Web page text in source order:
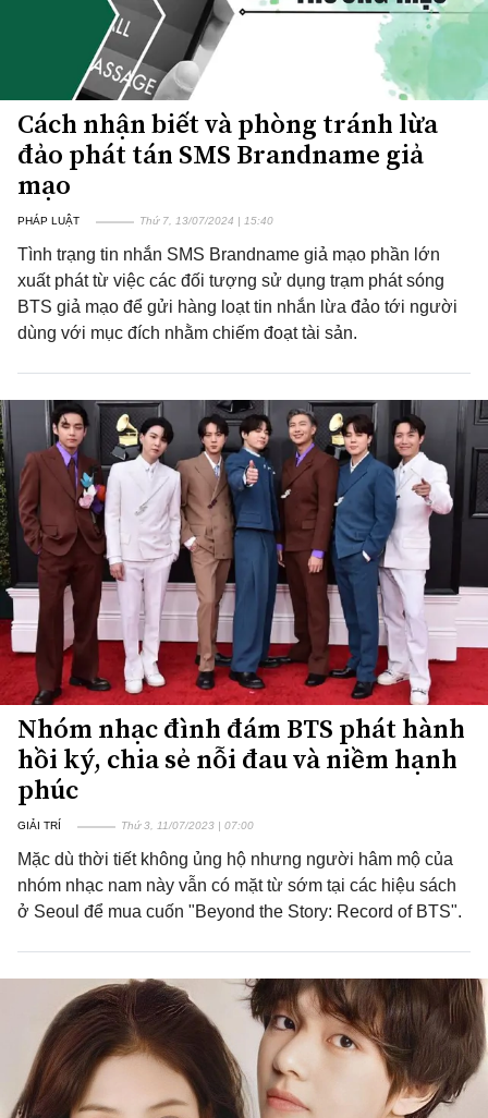
Cách nhận biết và phòng tránh lừa
đảo phát tán SMS Brandname giả
mạo
PHÁP LUẬT Thứ 7, 13/07/2024 | 15:40
Tình trạng tin nhắn SMS Brandname giả mạo phần lớn
xuất phát từ việc các đối tượng sử dụng trạm phát sóng
BTS giả mạo để gửi hàng loạt tin nhắn lừa đảo tới người
dùng với mục đích nhằm chiếm đoạt tài sản.
Nhóm nhạc đình đám BTS phát hành
hồi ký, chia sẻ nỗi đau và niềm hạnh
phúc
GIẢI TRÍ Thứ 3, 11/07/2023 | 07:00
Mặc dù thời tiết không ủng hộ nhưng người hâm mộ của
nhóm nhạc nam này vẫn có mặt từ sớm tại các hiệu sách
ở Seoul để mua cuốn "Beyond the Story: Record of BTS".